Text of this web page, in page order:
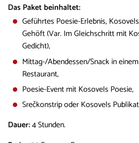
Das Paket beinhaltet:
Geführtes Poesie-Erlebnis,
Gehöft (Var. Im Gleichschritt mit
Gedicht),
Mittag-/Abendessen/Snack in
Restaurant,
Poesie-Event mit Kosovels Poesie,
Srečkonstrip oder Kosovels
Dauer:4 Stunden.